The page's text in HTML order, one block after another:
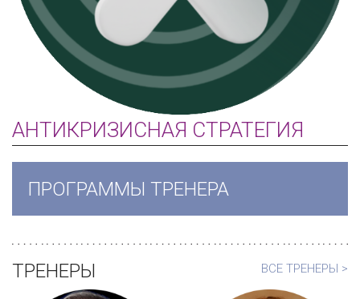
АНТИКРИЗИСНАЯ СТРАТЕГИЯ
ПРОГРАММЫ ТРЕНЕРА
ВСЕ ТРЕНЕРЫ >
ТРЕНЕРЫ